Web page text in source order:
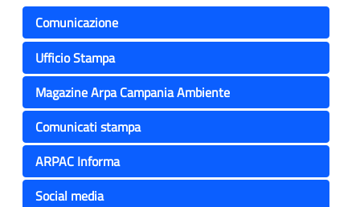
Comunicazione
Ufficio Stampa
Magazine Arpa Campania Ambiente
Comunicati stampa
ARPAC Informa
Social media